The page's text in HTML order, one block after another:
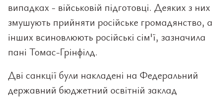
випадках - військовій підготовці. Деяких з них
змушують прийняти російське громадянство, а
інших всиновлюють російські сім'ї, зазначила
пані Томас-Грінфілд.
Дві санкції були накладені на Федеральний
державний бюджетний освітній заклад